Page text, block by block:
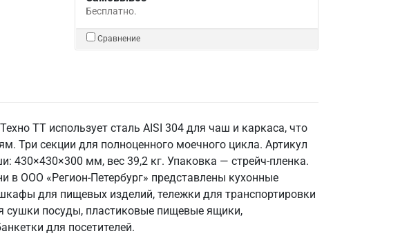
Бесплатно.
Сравнение
ТТ использует сталь AISI 304 для чаш и каркаса, что
Три секции для полноценного моечного цикла. Артикул
мм, вес 39,2 кг. Упаковка — стрейч-пленка.
в ООО «Регион-Петербург» представлены кухонные
для пищевых изделий, тележки для транспортировки
сушки посуды, пластиковые пищевые ящики,
для посетителей.